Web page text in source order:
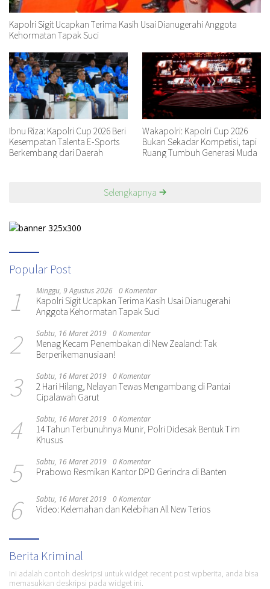
Kapolri Sigit Ucapkan Terima Kasih Usai Dianugerahi Anggota
Kehormatan Tapak Suci
Ibnu Riza: Kapolri Cup 2026 Beri
Kesempatan Talenta E-Sports
Berkembang dari Daerah
Wakapolri: Kapolri Cup 2026
Bukan Sekadar Kompetisi, tapi
Ruang Tumbuh Generasi Muda
Selengkapnya
Popular Post
1 Minggu, 9 Agustus 2026 0 Komentar
Kapolri Sigit Ucapkan Terima Kasih Usai Dianugerahi
Anggota Kehormatan Tapak Suci
2 Sabtu, 16 Maret 2019 0 Komentar
Menag Kecam Penembakan di New Zealand: Tak
Berperikemanusiaan!
3 Sabtu, 16 Maret 2019 0 Komentar
2 Hari Hilang, Nelayan Tewas Mengambang di Pantai
Cipalawah Garut
4 Sabtu, 16 Maret 2019 0 Komentar
14 Tahun Terbunuhnya Munir, Polri Didesak Bentuk Tim
Khusus
5 Sabtu, 16 Maret 2019 0 Komentar
Prabowo Resmikan Kantor DPD Gerindra di Banten
6 Sabtu, 16 Maret 2019 0 Komentar
Video: Kelemahan dan Kelebihan All New Terios
Berita Kriminal
Ini adalah contoh deskripsi untuk widget recent post wpberita, anda bisa
memasukkan deskripsi pada widget ini.